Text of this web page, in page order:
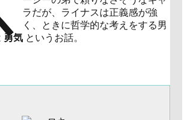
ラだが、ライナスは正義感が強
く、ときに哲学的な考えをする男
勇気 というお話。